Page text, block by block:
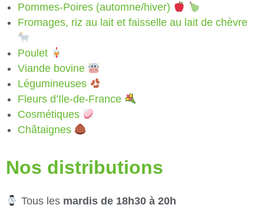
Pommes-Poires (automne/hiver)
Fromages, riz au lait et faisselle au lait de chèvre
Poulet
Viande bovine
Légumineuses
Fleurs d’Ile-de-France
Cosmétiques
Châtaignes
Nos distributions
Tous lesmardis de 18h30 à 20h